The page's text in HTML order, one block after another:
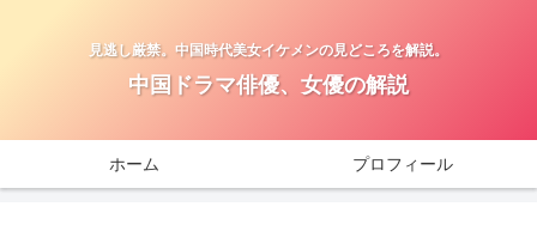
見逃し厳禁。中国時代美女イケメンの見どころを解説。
中国ドラマ俳優、女優の解説
ホーム プロフィール